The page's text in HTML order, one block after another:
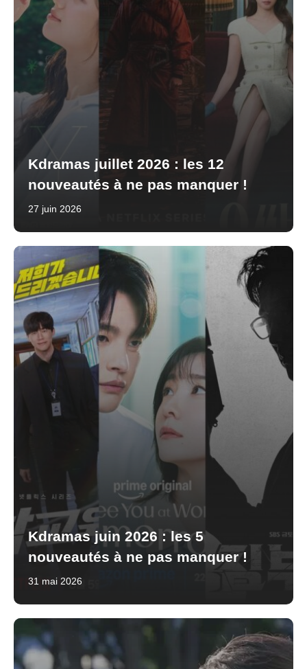
Kdramas juillet 2026 : les 12
nouveautés à ne pas manquer !
27 juin 2026
Kdramas juin 2026 : les 5
nouveautés à ne pas manquer !
31 mai 2026